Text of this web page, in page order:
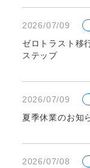
2026/07/09
ゼロトラスト移
ステップ
2026/07/09
夏季休業のお知
2026/07/08